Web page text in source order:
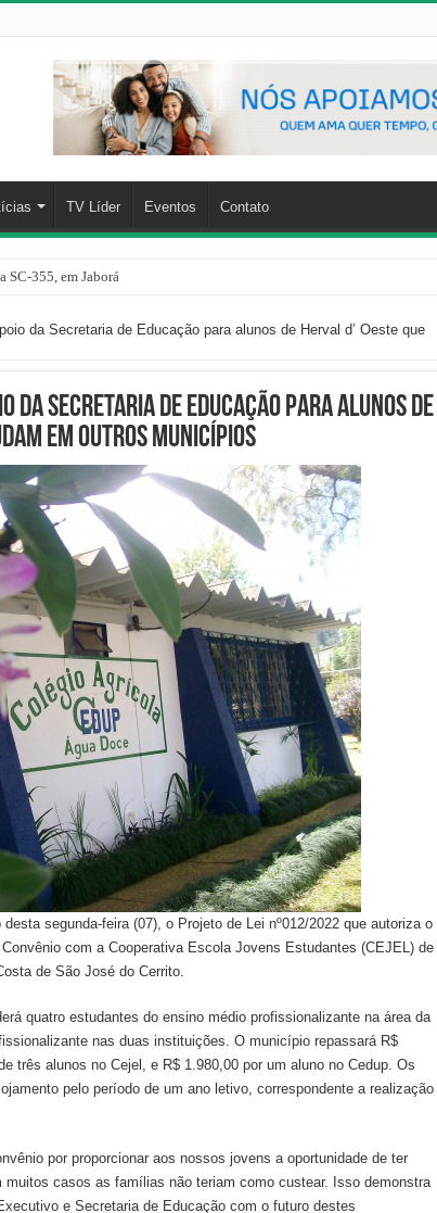
TV Líder Eventos Contato
SC-355, em Jaborá
da Secretaria de Educação para alunos de Herval d’ Oeste que
da Secretaria de Educação para alunos de
em outros municípios
segunda-feira (07), o Projeto de Lei nº012/2022 que autoriza o
com a Cooperativa Escola Jovens Estudantes (CEJEL) de
de São José do Cerrito.
quatro estudantes do ensino médio profissionalizante na área da
nas duas instituições. O município repassará R$
três alunos no Cejel, e R$ 1.980,00 por um aluno no Cedup. Os
pelo período de um ano letivo, correspondente a realização
por proporcionar aos nossos jovens a oportunidade de ter
casos as famílias não teriam como custear. Isso demonstra
e Secretaria de Educação com o futuro destes